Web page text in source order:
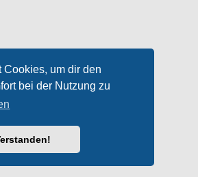
Cookies, um dir den
bei der Nutzung zu